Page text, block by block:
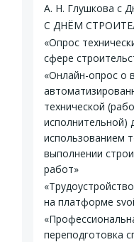
А. Н. Глушкова с
С ДНЁМ
«Опрос
сфере
«Онлайн-опрос о
технической
исполнительной)
использованием
выполнении
работ»
на платформе
переподготовка